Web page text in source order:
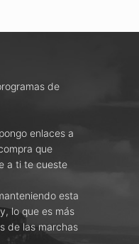
de
enlaces a
que
a ti te cueste
esta
lo que es más
de las marchas